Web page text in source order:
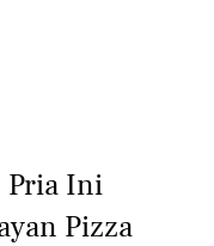
Pria Ini
Pizza